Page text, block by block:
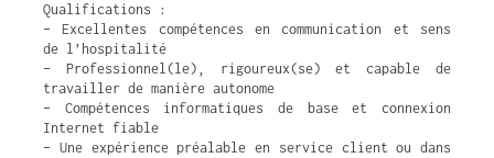
Qualifications :
– Excellentes compétences en communication et sens
de l’hospitalité
– Professionnel(le), rigoureux(se) et capable de
travailler de manière autonome
– Compétences informatiques de base et connexion
Internet fiable
– Une expérience préalable en service client ou dans